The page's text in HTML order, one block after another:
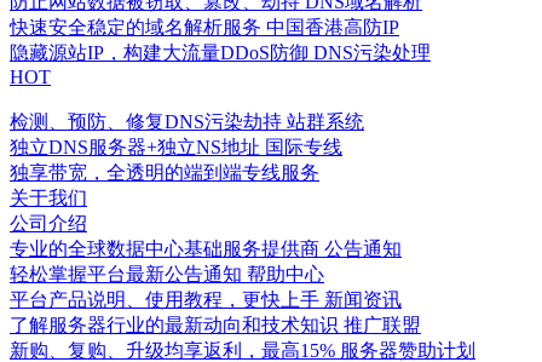
快速安全稳定的域名解析服务 中国香港高防IP
隐藏源站IP，构建大流量DDoS防御 DNS污染处理
HOT
检测、预防、修复DNS污染劫持 站群系统
独立DNS服务器+独立NS地址 国际专线
独享带宽，全透明的端到端专线服务
关于我们
公司介绍
专业的全球数据中心基础服务提供商 公告通知
轻松掌握平台最新公告通知 帮助中心
平台产品说明、使用教程，更快上手 新闻资讯
了解服务器行业的最新动向和技术知识 推广联盟
新购、复购、升级均享返利，最高15% 服务器赞助计划